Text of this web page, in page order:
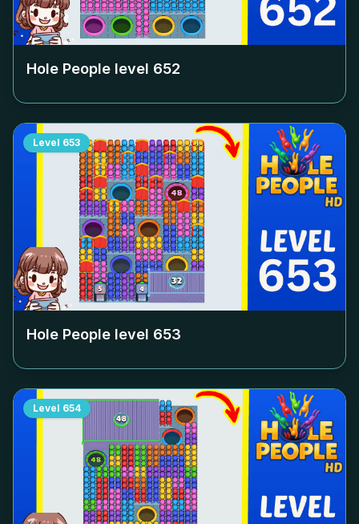
Hole People level 652
Level 653
Hole People level 653
Level 654